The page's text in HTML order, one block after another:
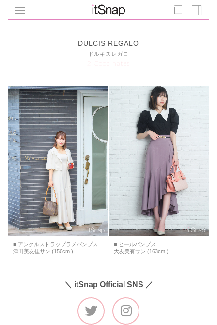
DULCIS REGALO
ドルキスレガロ
2 Coodinates
■ アンクルストラップラメパンプス
津田美友佳サン (150cm )
■ ヒールパンプス
大友美有サン (163cm )
＼ itSnap Official SNS ／